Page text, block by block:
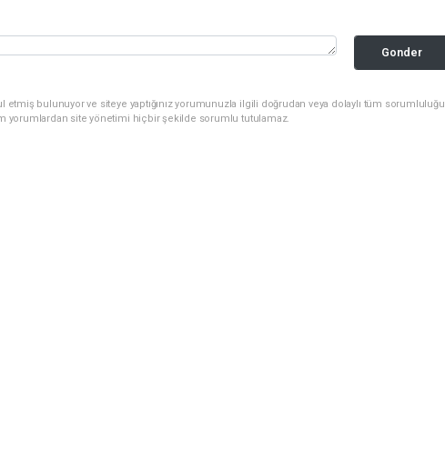
Gonder
etmiş bulunuyor ve siteye yaptığınız yorumunuzla ilgili doğrudan veya dolaylı tüm sorumluluğu
yorumlardan site yönetimi hiçbir şekilde sorumlu tutulamaz.